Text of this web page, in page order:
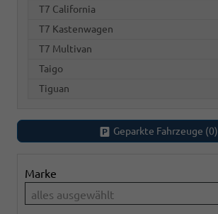
T7 California
T7 Kastenwagen
T7 Multivan
Taigo
Tiguan
Geparkte Fahrzeuge (0)
Marke
alles ausgewählt